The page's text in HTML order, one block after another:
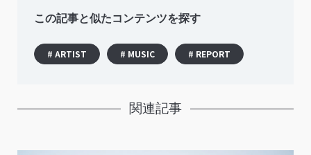
この記事と似たコンテンツを探す
# ARTIST # MUSIC # REPORT
関連記事